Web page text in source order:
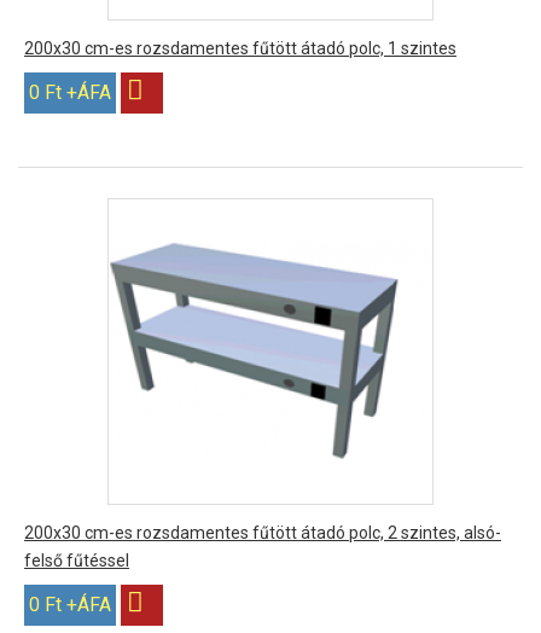
200x30 cm-es rozsdamentes fűtött átadó polc, 1 szintes
0 Ft +ÁFA
200x30 cm-es rozsdamentes fűtött átadó polc, 2 szintes, alsó-
felső fűtéssel
0 Ft +ÁFA